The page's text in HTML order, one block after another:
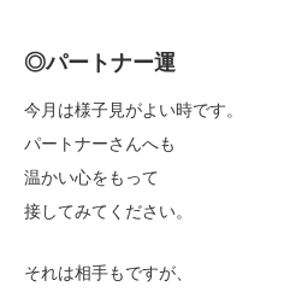
◎パートナー運
今月は様子見がよい時です。
パートナーさんへも
温かい心をもって
接してみてください。
それは相手もですが、